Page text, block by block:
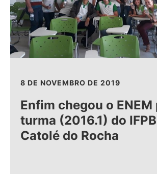
8 DE NOVEMBRO DE 2019
Enfim chegou o ENEM
turma (2016.1) do
Catolé do Rocha